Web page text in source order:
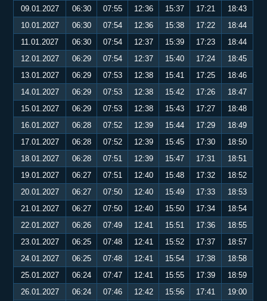
09.01.2027
06:30 07:55 12:36 15:37 17:21
18:43
10.01.2027
06:30 07:54 12:36 15:38 17:22
18:44
11.01.2027
06:30 07:54 12:37 15:39 17:23
18:44
12.01.2027
06:29 07:54 12:37 15:40 17:24
18:45
13.01.2027
06:29 07:53 12:38 15:41 17:25
18:46
14.01.2027
06:29 07:53 12:38 15:42 17:26
18:47
15.01.2027
06:29 07:53 12:38 15:43 17:27
18:48
16.01.2027
06:28 07:52 12:39 15:44 17:29
18:49
17.01.2027
06:28 07:52 12:39 15:45 17:30
18:50
18.01.2027
06:28 07:51 12:39 15:47 17:31
18:51
19.01.2027
06:27 07:51 12:40 15:48 17:32
18:52
20.01.2027
06:27 07:50 12:40 15:49 17:33
18:53
21.01.2027
06:27 07:50 12:40 15:50 17:34
18:54
22.01.2027
06:26 07:49 12:41 15:51 17:36
18:55
23.01.2027
06:25 07:48 12:41 15:52 17:37
18:57
24.01.2027
06:25 07:48 12:41 15:54 17:38
18:58
25.01.2027
06:24 07:47 12:41 15:55 17:39
18:59
26.01.2027
06:24 07:46 12:42 15:56 17:41
19:00